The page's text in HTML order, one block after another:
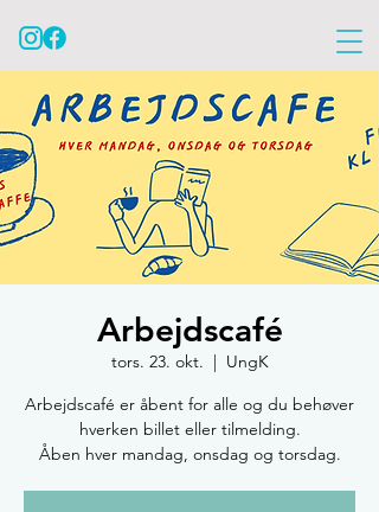
Arbejdscafé
tors. 23. okt.
  |
UngK
Arbejdscafé er åbent for alle og du behøver
hverken billet eller tilmelding.
Åben hver mandag, onsdag og torsdag.